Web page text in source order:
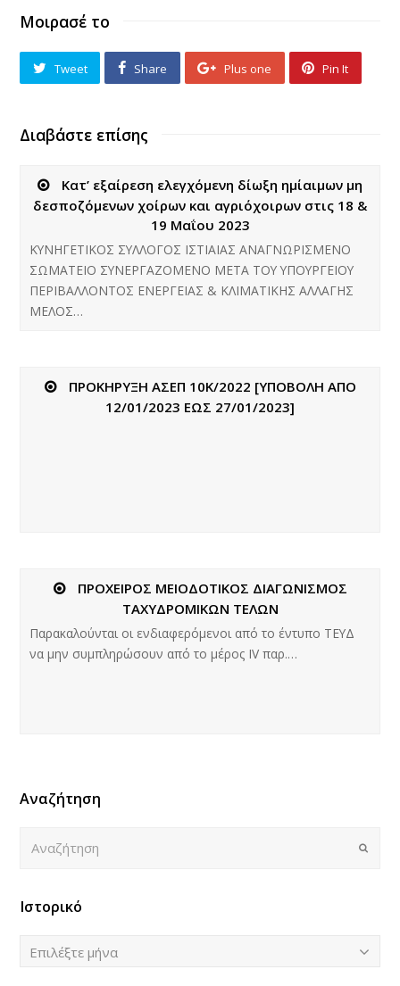
Μοιρασέ το
Tweet Share Plus one Pin It
Διαβάστε επίσης
Κατ’ εξαίρεση ελεγχόμενη δίωξη ημίαιμων μη
δεσποζόμενων χοίρων και αγριόχοιρων στις 18 &
19 Μαΐου 2023
ΚΥΝΗΓΕΤΙΚΟΣ ΣΥΛΛΟΓΟΣ ΙΣΤΙΑΙΑΣ ΑΝΑΓΝΩΡΙΣΜΕΝΟ
ΣΩΜΑΤΕΙΟ ΣΥΝΕΡΓΑΖΟΜΕΝΟ ΜΕΤΑ ΤΟΥ ΥΠΟΥΡΓΕΙΟΥ
ΠΕΡΙΒΑΛΛΟΝΤΟΣ ΕΝΕΡΓΕΙΑΣ & ΚΛΙΜΑΤΙΚΗΣ ΑΛΛΑΓΗΣ
ΜΕΛΟΣ…
ΠΡΟΚΗΡΥΞΗ ΑΣΕΠ 10Κ/2022 [ΥΠΟΒΟΛΗ ΑΠΟ
12/01/2023 ΕΩΣ 27/01/2023]
ΠΡΟΧΕΙΡΟΣ ΜΕΙΟΔΟΤΙΚΟΣ ΔΙΑΓΩΝΙΣΜΟΣ
ΤΑΧΥΔΡΟΜΙΚΩΝ ΤΕΛΩΝ
Παρακαλούνται οι ενδιαφερόμενοι από το έντυπο ΤΕΥΔ
να μην συμπληρώσουν από το μέρος ΙV παρ.…
Αναζήτηση
Submit
Ιστορικό
Ιστορικό
Επιλέξτε μήνα